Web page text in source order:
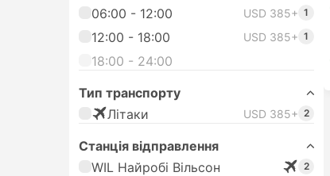
06:00 - 12:00
USD 385+ 1
12:00 - 18:00 USD 385+ 1
18:00 - 24:00
Тип транспорту
Лiтаки
USD 385+ 2
Станція відправлення
WIL Найробі Вільсон
2